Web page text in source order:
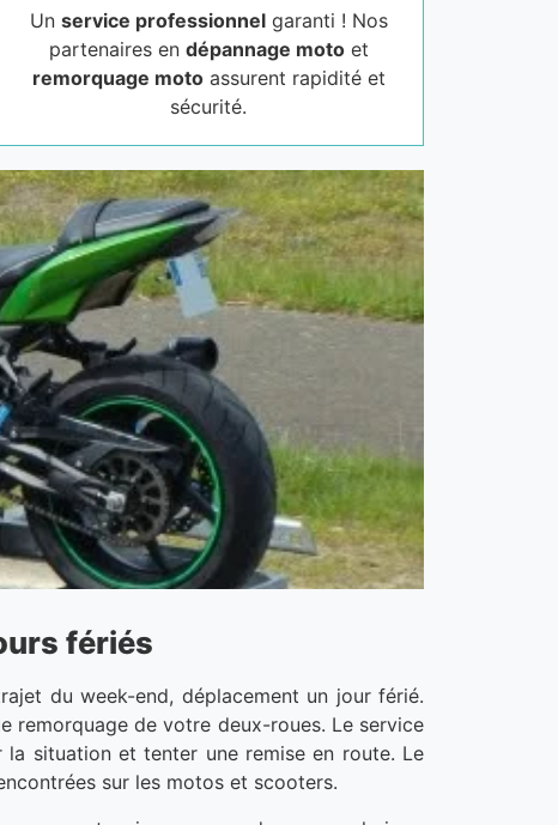
Un service professionnelgaranti ! Nos
partenaires en dépannage motoet
remorquage motoassurent rapidité et
sécurité.
fériés
du week-end, déplacement un jour férié.
remorquage de votre deux-roues. Le service
situation et tenter une remise en route. Le
sur les motos et scooters.